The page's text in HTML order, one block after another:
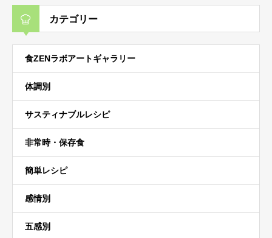
カテゴリー
食ZENラボアートギャラリー
体調別
サスティナブルレシピ
非常時・保存食
簡単レシピ
感情別
五感別